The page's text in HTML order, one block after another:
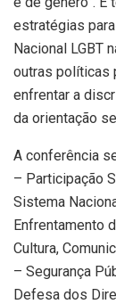
estratégias
Nacional LGBT
outras políticas
enfrentar a
da orientação
A conferência
– Participação
Sistema
Enfrentamento
Cultura,
– Segurança
Defesa dos